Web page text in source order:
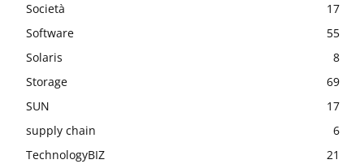
Società
17
Software
55
Solaris
8
Storage
69
SUN
17
supply chain
6
TechnologyBIZ
21